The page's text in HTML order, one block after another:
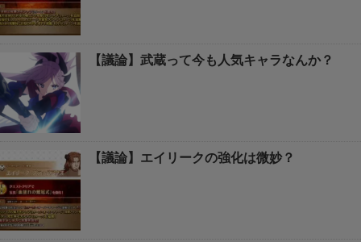
【議論】武蔵って今も人気キャラなんか？
【議論】エイリークの強化は微妙？